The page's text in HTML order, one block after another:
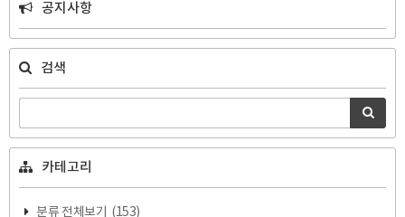
공지사항
검색
카테고리
분류 전체보기
(153)